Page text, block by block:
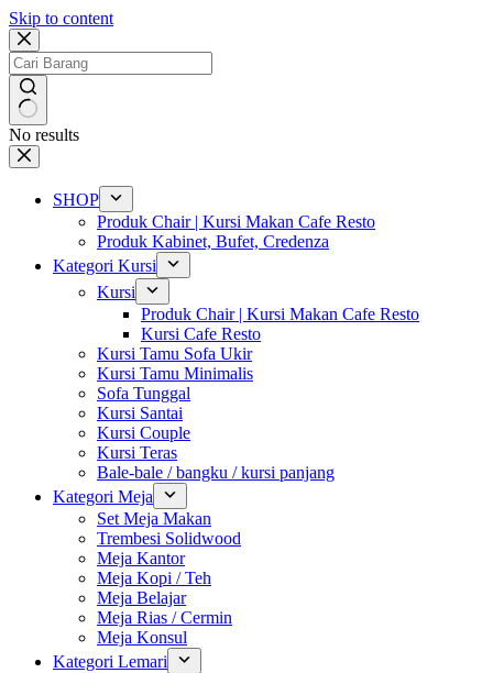
Skip to content
No results
SHOP
Produk Chair | Kursi Makan Cafe Resto
Produk Kabinet, Bufet, Credenza
Kategori Kursi
Kursi
Produk Chair | Kursi Makan Cafe Resto
Kursi Cafe Resto
Kursi Tamu Sofa Ukir
Kursi Tamu Minimalis
Sofa Tunggal
Kursi Santai
Kursi Couple
Kursi Teras
Bale-bale / bangku / kursi panjang
Kategori Meja
Set Meja Makan
Trembesi Solidwood
Meja Kantor
Meja Kopi / Teh
Meja Belajar
Meja Rias / Cermin
Meja Konsul
Kategori Lemari